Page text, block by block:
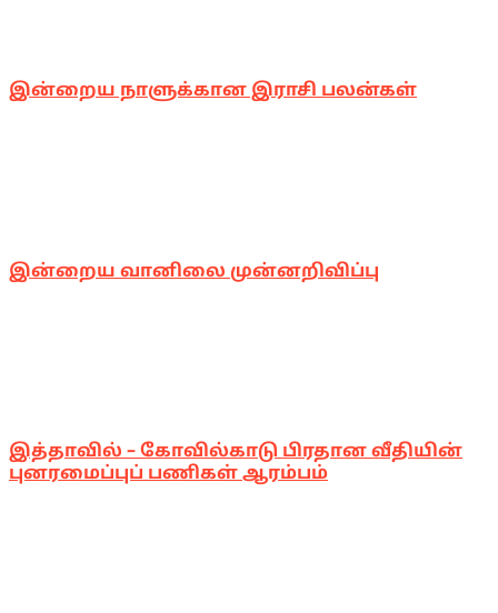
இன்றைய நாளுக்கான இராசி பலன்கள்
இன்றைய வானிலை முன்னறிவிப்பு
இத்தாவில் – கோவில்காடு பிரதான வீதியின்
புனரமைப்புப் பணிகள் ஆரம்பம்